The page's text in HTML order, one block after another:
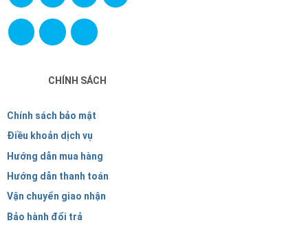
CHÍNH SÁCH
Chính sách bảo mật
Điều khoản dịch vụ
Hướng dẫn mua hàng
Hướng dẫn thanh toán
Vận chuyển giao nhận
Bảo hành đổi trả